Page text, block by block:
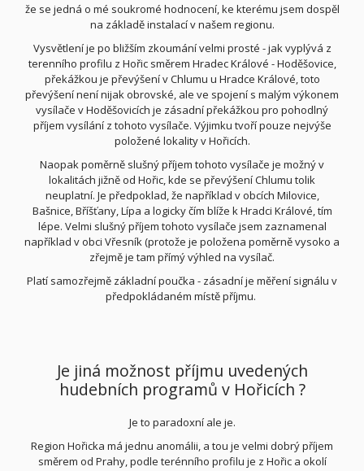
že se jedná o mé soukromé hodnocení, ke kterému jsem dospěl
na základě instalací v našem regionu.
Vysvětlení je po bližším zkoumání velmi prosté - jak vyplývá z
terenního profilu z Hořic směrem Hradec Králové - Hoděšovice,
překážkou je převýšení v Chlumu u Hradce Králové, toto
převýšení není nijak obrovské, ale ve spojení s malým výkonem
vysílače v Hoděšovicích je zásadní překážkou pro pohodlný
příjem vysílání z tohoto vysílače. Výjimku tvoří pouze nejvýše
položené lokality v Hořicích.
Naopak poměrně slušný příjem tohoto vysílače je možný v
lokalitách jižně od Hořic, kde se převýšení Chlumu tolik
neuplatní. Je předpoklad, že například v obcích Milovice,
Bašnice, Bříšťany, Lípa a logicky čím blíže k Hradci Králové, tím
lépe. Velmi slušný příjem tohoto vysílače jsem zaznamenal
například v obci Vřesník (protože je položena poměrně vysoko a
zřejmě je tam přímý výhled na vysílač.
Platí samozřejmě základní poučka - zásadní je měření signálu v
předpokládaném místě příjmu.
Je jiná možnost příjmu uvedených
hudebních programů v Hořicích ?
Je to paradoxní ale je.
Region Hořicka má jednu anomálii, a tou je velmi dobrý příjem
směrem od Prahy, podle terénního profilu je z Hořic a okolí